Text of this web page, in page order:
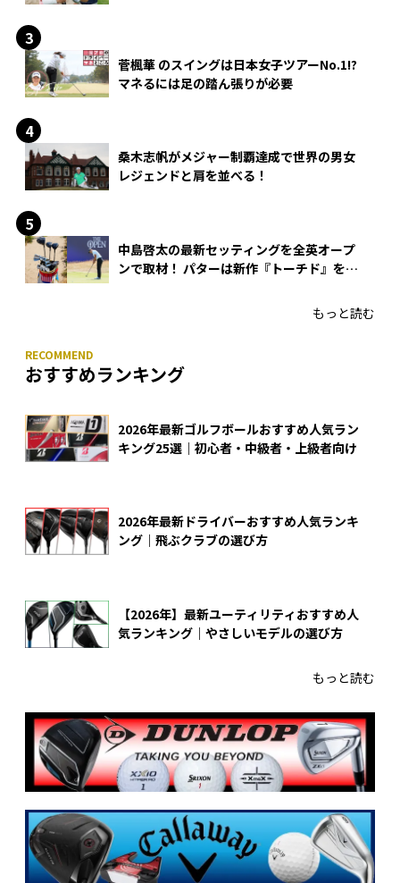
菅楓華 のスイングは日本女子ツアーNo.1!?
マネるには足の踏ん張りが必要
桑木志帆がメジャー制覇達成で世界の男女
レジェンドと肩を並べる！
中島啓太の最新セッティングを全英オープ
ンで取材！ パターは新作『トーチド』を投
もっと読む
おすすめランキング
2026年最新ゴルフボールおすすめ人気ラン
キング25選｜初心者・中級者・上級者向け
2026年最新ドライバーおすすめ人気ランキ
ング｜飛ぶクラブの選び方
【2026年】最新ユーティリティおすすめ人
気ランキング｜やさしいモデルの選び方
もっと読む